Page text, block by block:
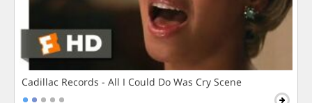
Cadillac Records - All I Could Do Was Cry Scene